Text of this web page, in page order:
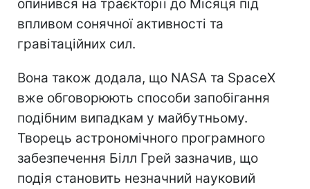
опинився на траєкторії до Місяця під
впливом сонячної активності та
гравітаційних сил.
Вона також додала, що NASA та SpaceX
вже обговорюють способи запобігання
подібним випадкам у майбутньому.
Творець астрономічного програмного
забезпечення Білл Грей зазначив, що
подія становить незначний науковий